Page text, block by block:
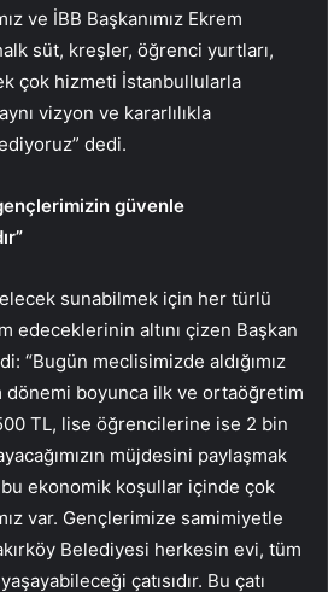
ve İBB Başkanımız Ekrem
süt, kreşler, öğrenci yurtları,
çok hizmeti İstanbullularla
vizyon ve kararlılıkla
dedi.
güvenle
sunabilmek için her türlü
edeceklerinin altını çizen Başkan
“Bugün meclisimizde aldığımız
boyunca ilk ve ortaöğretim
TL, lise öğrencilerine ise 2 bin
müjdesini paylaşmak
ekonomik koşullar içinde çok
var. Gençlerimize samimiyetle
Belediyesi herkesin evi, tüm
çatısıdır. Bu çatı